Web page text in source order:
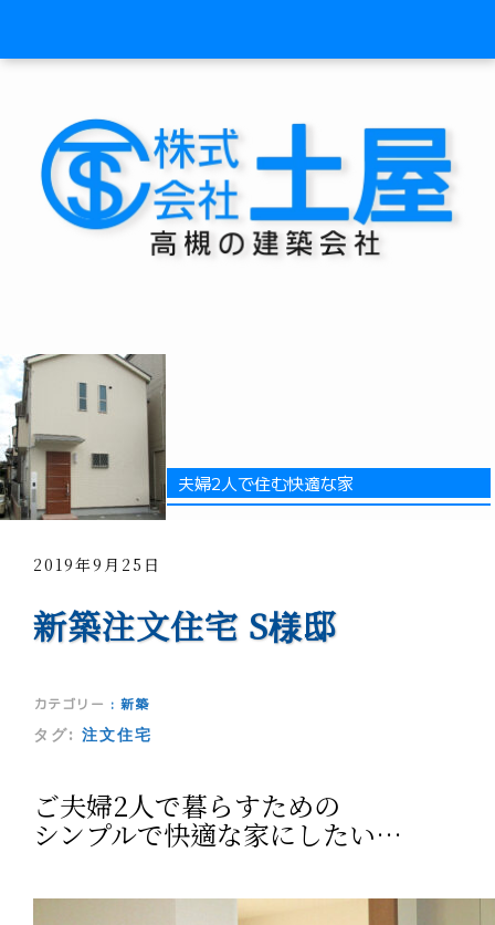
夫婦2人で住む快適な家
2019年9月25日
新築注文住宅 S様邸
カテゴリー : 新築
タグ: 注文住宅
ご夫婦2人で暮らすための
シンプルで快適な家にしたい…